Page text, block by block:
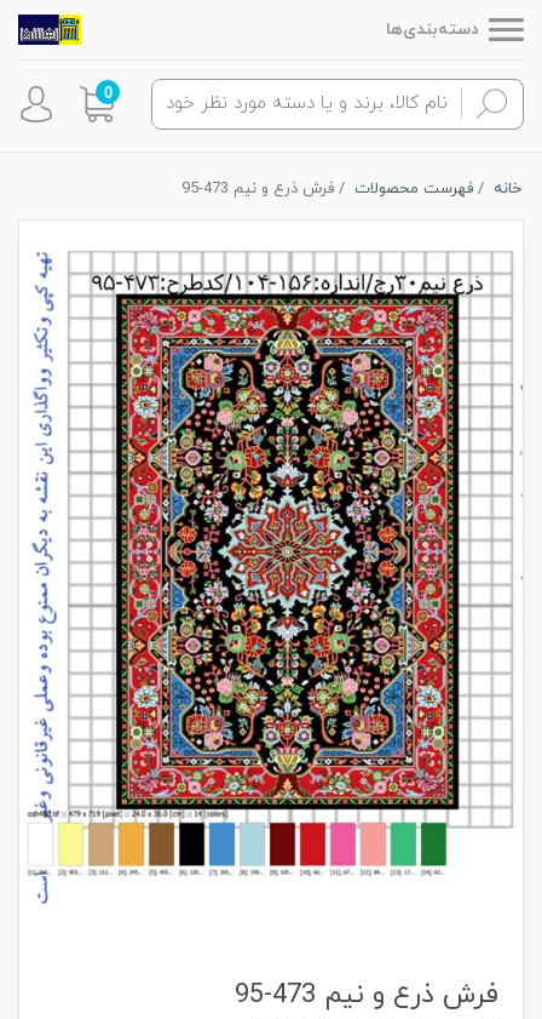
دسته‌بندی‌ها
0
خانه فهرست محصولات فرش ذرع و نیم 473-95
فرش ذرع و نیم 473-95